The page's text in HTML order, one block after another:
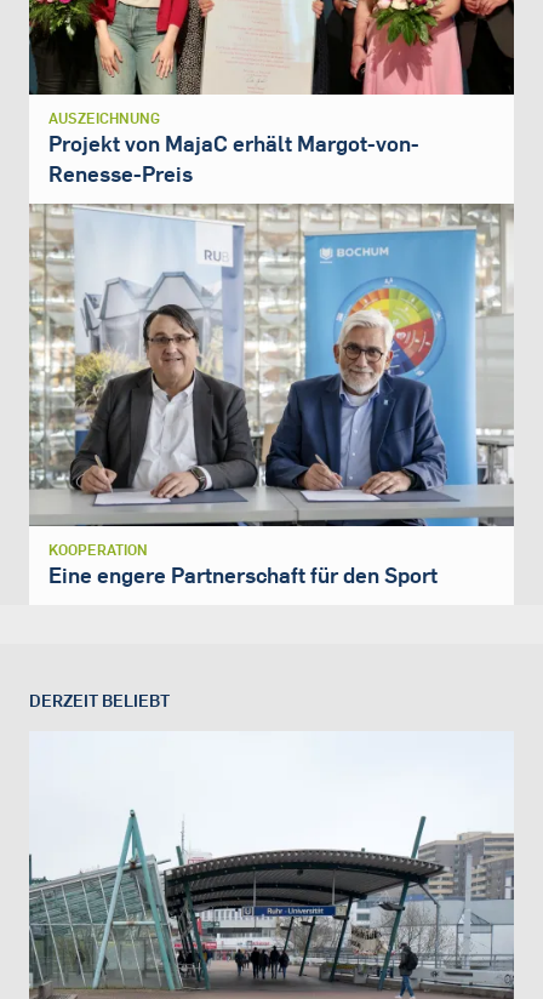
AUSZEICHNUNG
Projekt von MajaC erhält Margot-von-
Renesse-Preis
KOOPERATION
Eine engere Partnerschaft für den Sport
DERZEIT BELIEBT